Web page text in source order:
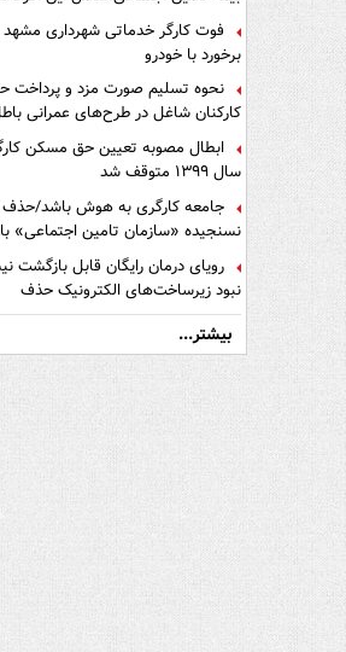
شودفوت کارگر خدماتی شهرداری مشهد
برخورد با خودرو
نحوه تسلیم صورت مزد و پرداخت
کارکنان شاغل در طرح‌های عمرانی
ابطال مصوبه تعیین حق مسکن
سال ۱۳۹۹ متوقف شد
جامعه کارگری به هوش باشد/حذف
نسنجیده «سازمان تامین اجتماعی»
تفاهم نامه!
رویای درمان رایگان قابل بازگشت
نبود زیرساخت‌های الکترونیک حذف
دفترچه‌های بیمه اشتباه مضاعف است
بیشتر...